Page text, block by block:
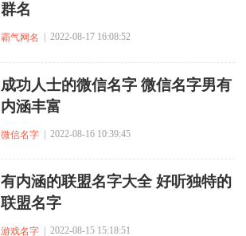
群名
霸气网名 | 2022-08-17 16:08:52
成功人士的微信名字 微信名字男有
内涵丰富
微信名字 | 2022-08-16 10:39:45
有内涵的联盟名字大全 好听独特的
联盟名字
游戏名字 | 2022-08-15 15:18:51